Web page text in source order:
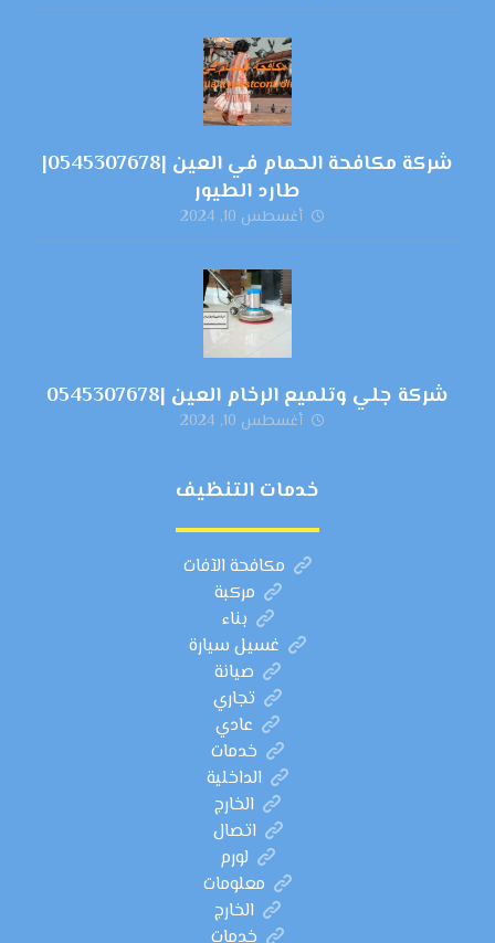
شركة مكافحة الحمام في العين |0545307678|
طارد الطيور
أغسطس 10, 2024
شركة جلي وتلميع الرخام العين |0545307678
أغسطس 10, 2024
خدمات التنظيف
مكافحة الآفات
مركبة
بناء
غسيل سيارة
صيانة
تجاري
عادي
خدمات
الداخلية
الخارج
اتصال
لورم
معلومات
الخارج